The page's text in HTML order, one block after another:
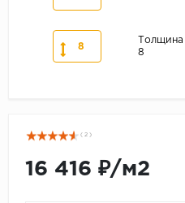
8
Толщина
8
( 2 )
16 416 ₽/м2